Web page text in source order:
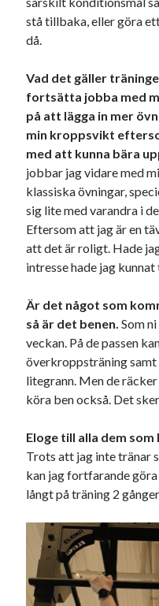
stå tillbaka, eller göra
då.
Vad det gäller
fortsätta jobba med
på att lägga in mer
min kroppsvikt
med att kunna bära
jobbar jag vidare med
klassiska övningar,
sig lite med varandra i
Eftersom att jag är en
att det är roligt. Hade
intresse hade jag
Är det något som
så är det benen.Som
veckan. På de passen
överkroppsträning
litegrann. Men de
köra ben också. Det
Eloge till alla dem
Trots att jag inte tränar
kan jag fortfarande
långt på träning 2